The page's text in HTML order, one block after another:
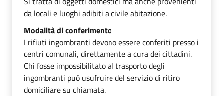
da locali e luoghi adibiti a civile abitazione.
Modalità di conferimento
I rifiuti ingombranti devono essere conferiti presso i
centri comunali, direttamente a cura dei cittadini.
Chi fosse impossibilitato al trasporto degli
ingombranti può usufruire del servizio di ritiro
domiciliare su chiamata.